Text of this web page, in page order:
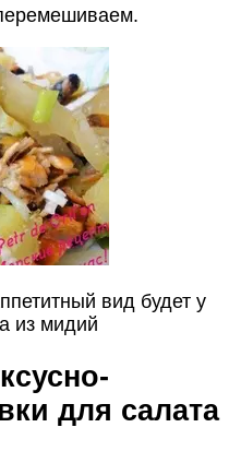
вид будет у
из мидий
для салата